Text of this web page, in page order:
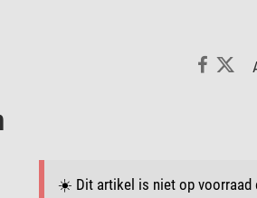
☀️ Dit artikel is niet op voorraad